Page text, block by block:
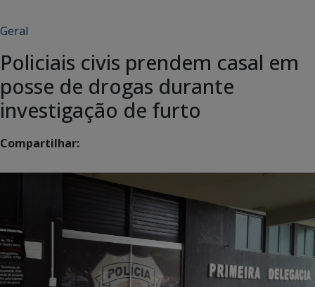
Geral
Policiais civis prendem casal em
posse de drogas durante
investigação de furto
Compartilhar: